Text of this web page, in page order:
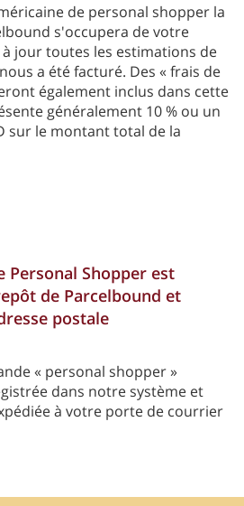
de personal shopper la
s'occupera de votre
jour toutes les estimations de
a été facturé. Des « frais de
également inclus dans cette
généralement 10 % ou un
sur le montant total de la
Personal Shopper est
de Parcelbound et
postale
« personal shopper »
dans notre système et
à votre porte de courrier